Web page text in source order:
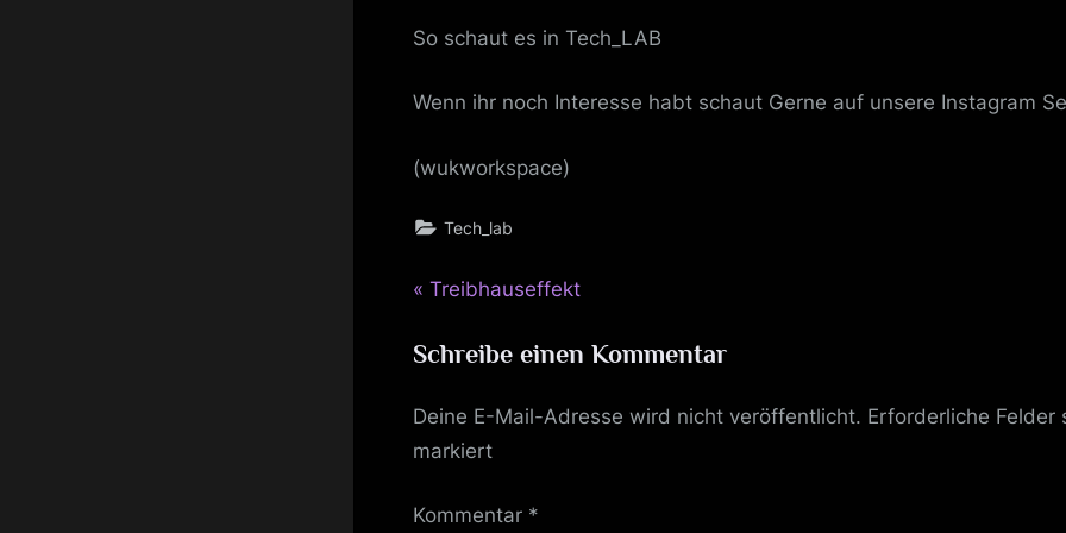
So schaut es in Tech_LAB
Wenn ihr noch Interesse habt schaut Gerne auf unsere Instagram
(wukworkspace)
Tech_lab
Beitragsnavigation
P
e
i
o
Treibhauseffekt
Schreibe einen Kommentar
Deine E-Mail-Adresse wird nicht veröffentlicht. Erforderliche Felder
markiert
Kommentar *